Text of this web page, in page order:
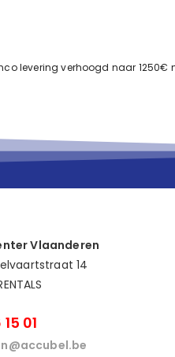
levering verhoogd naar 1250€
Vlaanderen
14
01